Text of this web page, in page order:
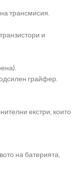
трансмисия.
и
грайфер.
екстри, които
на батерията.